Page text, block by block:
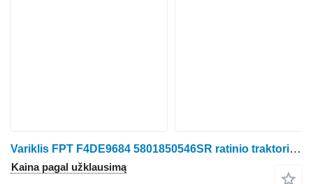
Variklis FPT F4DE9684 5801850546SR ratinio traktoriaus Case IH Maxxum 140
Kaina pagal užklausimą